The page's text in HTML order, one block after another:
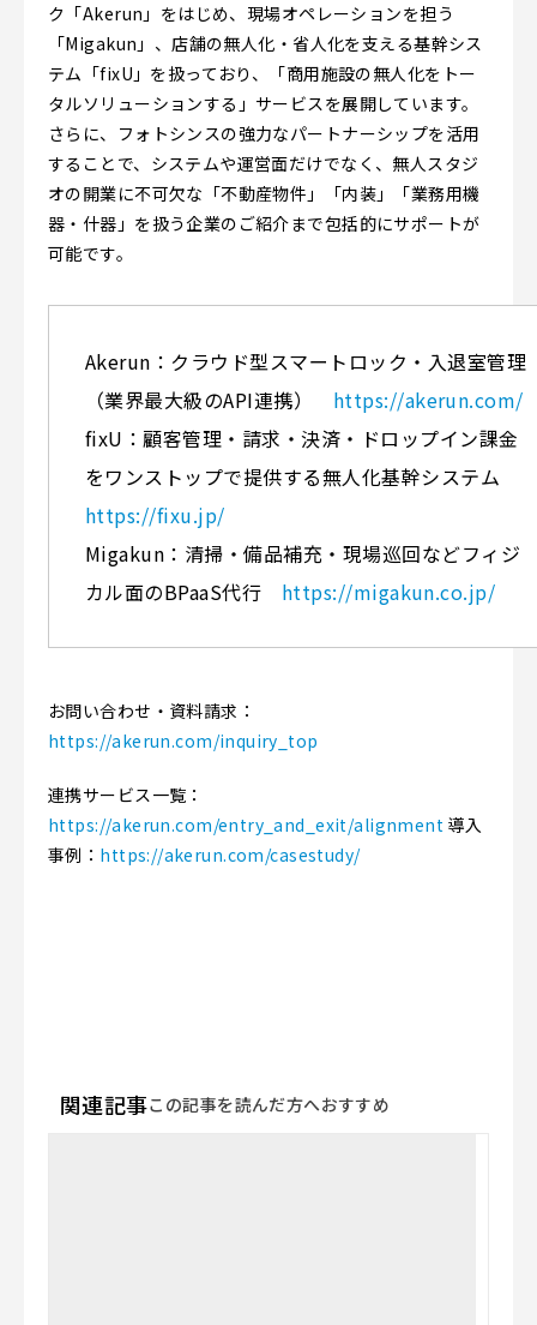
ク「Akerun」をはじめ、現場オペレーションを担う
「Migakun」、店舗の無人化・省人化を支える基幹シス
テム「fixU」を扱っており、「商用施設の無人化をトー
タルソリューションする」サービスを展開しています。
さらに、フォトシンスの強力なパートナーシップを活用
することで、システムや運営面だけでなく、無人スタジ
オの開業に不可欠な「不動産物件」「内装」「業務用機
器・什器」を扱う企業のご紹介まで包括的にサポートが
可能です。
Akerun：クラウド型スマートロック・入退室管理
（業界最大級のAPI連携） https://akerun.com/
fixU：顧客管理・請求・決済・ドロップイン課金
をワンストップで提供する無人化基幹システム
https://fixu.jp/
Migakun：清掃・備品補充・現場巡回などフィジ
カル面のBPaaS代行 https://migakun.co.jp/
お問い合わせ・資料請求：
https://akerun.com/inquiry_top
連携サービス一覧：
https://akerun.com/entry_and_exit/alignment 導入
事例： https://akerun.com/casestudy/
関連記事この記事を読んだ方へおすすめ